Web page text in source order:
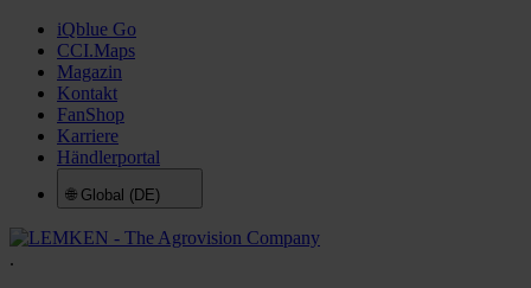
iQblue Go
CCI.Maps
Magazin
Kontakt
FanShop
Karriere
Händlerportal
🌐 Global (DE)
.